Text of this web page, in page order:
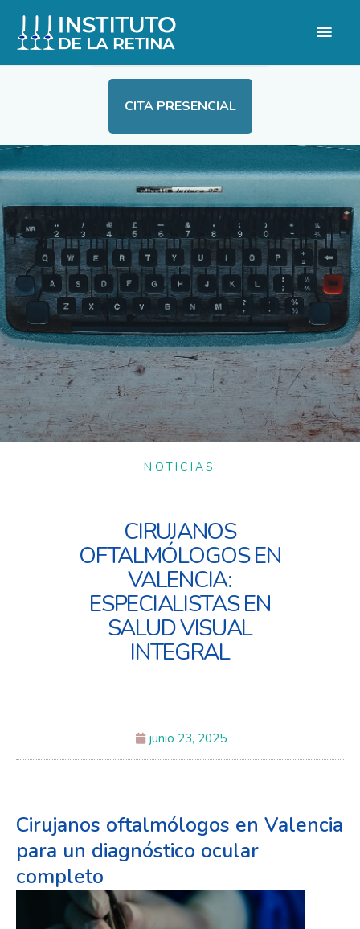
CITA PRESENCIAL
NOTICIAS
CIRUJANOS
OFTALMÓLOGOS EN
VALENCIA:
ESPECIALISTAS EN
SALUD VISUAL
INTEGRAL
junio 23, 2025
Cirujanos oftalmólogos en Valencia
para un diagnóstico ocular
completo